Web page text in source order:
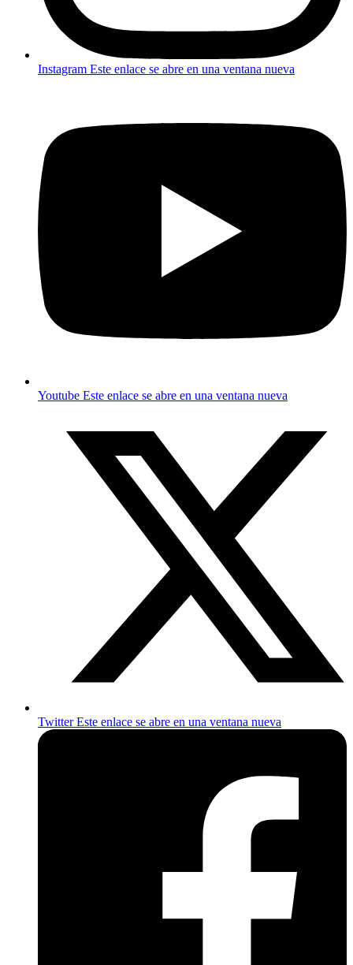
Instagram Este enlace se abre en una ventana nueva
Youtube Este enlace se abre en una ventana nueva
TwitterEste enlace se abre en una ventana nueva